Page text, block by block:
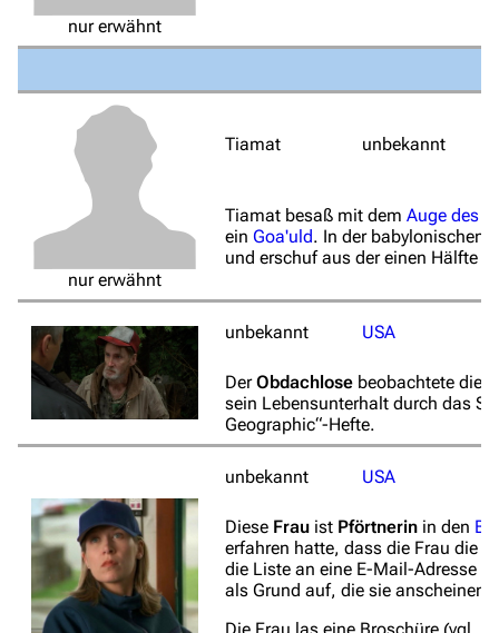
nur erwähnt
nur erwähnt
Tiamat unbekannt
Tiamat besaß mit dem Auge des
ein Goa'uld. In der babylonischen
und erschuf aus der einen Hälfte
unbekannt USA
DerObdachlose beobachtete die
sein Lebensunterhalt durch das
Geographic“-Hefte.
unbekannt USA
Diese Frau ist Pförtnerin in den
erfahren hatte, dass die Frau die
die Liste an eine E-Mail-Adresse
als Grund auf, die sie